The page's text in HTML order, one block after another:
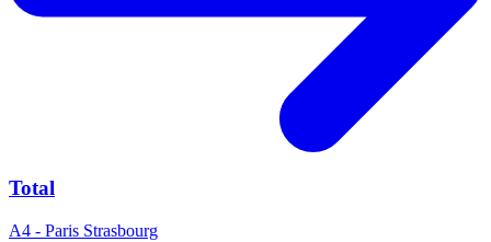
Total
A4 - Paris Strasbourg